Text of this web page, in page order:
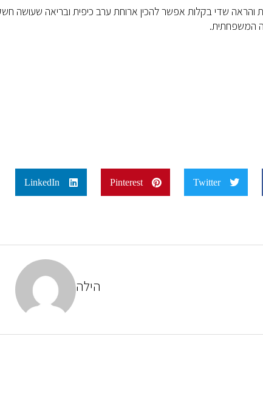
והראה שדי בקלות אפשר להכין ארוחת ערב כיפית ובריאה שעושה
המשפחתית.
Twitter
Pinterest
LinkedIn
הילה